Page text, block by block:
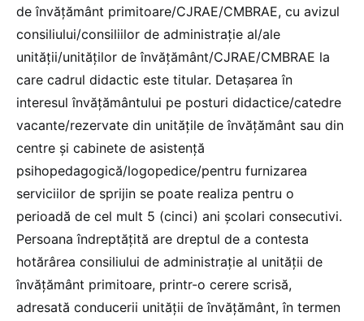
de învăţământ primitoare/CJRAE/CMBRAE, cu avizul
consiliului/consiliilor de administraţie al/ale
unităţii/unităţilor de învăţământ/CJRAE/CMBRAE la
care cadrul didactic este titular. Detaşarea în
interesul învăţământului pe posturi didactice/catedre
vacante/rezervate din unităţile de învăţământ sau din
centre şi cabinete de asistenţă
psihopedagogică/logopedice/pentru furnizarea
serviciilor de sprijin se poate realiza pentru o
perioadă de cel mult 5 (cinci) ani şcolari consecutivi.
Persoana îndreptățită are dreptul de a contesta
hotărârea consiliului de administraţie al unităţii de
învăţământ primitoare, printr-o cerere scrisă,
adresată conducerii unității de învăţământ, în termen